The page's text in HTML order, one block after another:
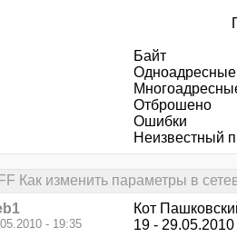
Байт
Как изменить параметры в
- 19:35
Кот
19 -